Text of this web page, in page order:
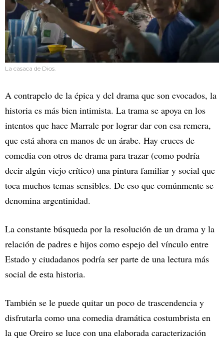
La casaca de Dios.
A contrapelo de la épica y del drama que son evocados, la
historia es más bien intimista. La trama se apoya en los
intentos que hace Marrale por lograr dar con esa remera,
que está ahora en manos de un árabe. Hay cruces de
comedia con otros de drama para trazar (como podría
decir algún viejo crítico) una pintura familiar y social que
toca muchos temas sensibles. De eso que comúnmente se
denomina argentinidad.
La constante búsqueda por la resolución de un drama y la
relación de padres e hijos como espejo del vínculo entre
Estado y ciudadanos podría ser parte de una lectura más
social de esta historia.
También se le puede quitar un poco de trascendencia y
disfrutarla como una comedia dramática costumbrista en
la que Oreiro se luce con una elaborada caracterización